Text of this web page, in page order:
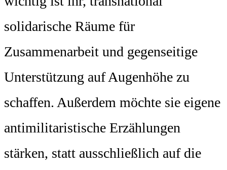
solidarische Räume für
Zusammenarbeit und gegenseitige
Unterstützung auf Augenhöhe zu
schaffen. Außerdem möchte sie eigene
antimilitaristische Erzählungen
stärken, statt ausschließlich auf die